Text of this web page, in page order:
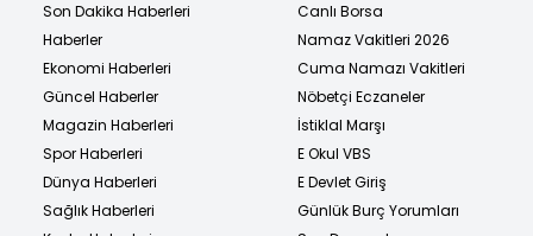
Son Dakika Haberleri
Haberler
Ekonomi Haberleri
Güncel Haberler
Magazin Haberleri
Spor Haberleri
Dünya Haberleri
Sağlık Haberleri
Canlı Borsa
Namaz Vakitleri 2026
Cuma Namazı Vakitleri
Nöbetçi Eczaneler
İstiklal Marşı
E Okul VBS
E Devlet Giriş
Günlük Burç Yorumları